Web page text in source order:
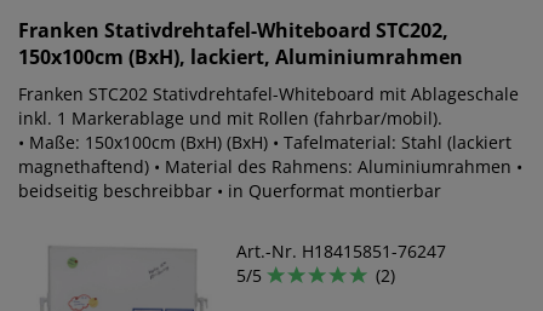
Franken Stativdrehtafel-Whiteboard STC202,
150x100cm (BxH), lackiert, Aluminiumrahmen
Franken STC202 Stativdrehtafel-Whiteboard mit Ablageschale
inkl. 1 Markerablage und mit Rollen (fahrbar/mobil).
• Maße: 150x100cm (BxH) (BxH) • Tafelmaterial: Stahl (lackiert
magnethaftend) • Material des Rahmens: Aluminiumrahmen •
beidseitig beschreibbar • in Querformat montierbar
Art.-Nr. H18415851-76247
5/5
(2)